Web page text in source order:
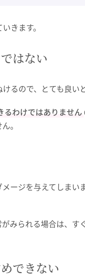
きます。
はない
るので、とても良い
るわけではありません
。
ージを与えてしま
みられる場合は、
できない